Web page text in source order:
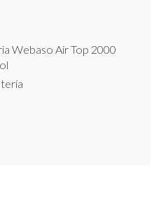
Webaso Air Top 2000